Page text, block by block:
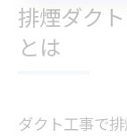
排煙ダク
とは
ダクト工事で